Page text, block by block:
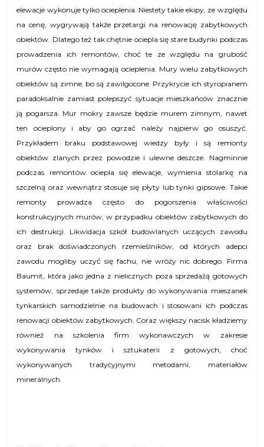
elewacje wykonuje tylko ocieplenia. Niestety takie ekipy, ze względu
na cenę, wygrywają także przetargi na renowację zabytkowych
obiektów. Dlatego też tak chętnie ociepla się stare budynki podczas
prowadzenia ich remontów, choć te ze względu na grubość
murów często nie wymagają ocieplenia. Mury wielu zabytkowych
obiektów są zimne, bo są zawilgocone. Przykrycie ich styropianem
paradoksalnie zamiast polepszyć sytuacje mieszkańców znacznie
ją pogarsza. Mur mokry zawsze będzie murem zimnym, nawet
ten ocieplony i aby go ogrzać należy najpierw go osuszyć.
Przykładem braku podstawowej wiedzy były i są remonty
obiektów zlanych przez powodzie i ulewne deszcze. Nagminnie
podczas remontów ociepla się elewacje, wymienia stolarkę na
szczelną oraz wewnątrz stosuje się płyty lub tynki gipsowe. Takie
remonty prowadza często do pogorszenia właściwości
konstrukcyjnych murów, w przypadku obiektów zabytkowych do
ich destrukcji. Likwidacja szkół budowlanych uczących zawodu
oraz brak doświadczonych rzemieślników, od których adepci
zawodu mogliby uczyć się fachu, nie wróży nic dobrego. Firma
Baumit, która jako jedna z nielicznych poza sprzedażą gotowych
systemów, sprzedaje także produkty do wykonywania mieszanek
tynkarskich samodzielnie na budowach i stosowani ich podczas
renowacji obiektów zabytkowych. Coraz większy nacisk kładziemy
również na szkolenia firm wykonawczych w zakresie
wykonywania tynków i sztukaterii z gotowych, choć
wykonywanych tradycyjnymi metodami, materiałów
mineralnych.